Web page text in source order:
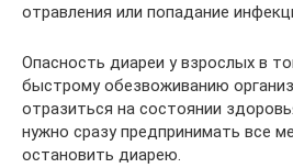
отравления или попадание
Опасность диареи у взрослых в
быстрому обезвоживанию
отразиться на состоянии
нужно сразу предпринимать все
остановить диарею.